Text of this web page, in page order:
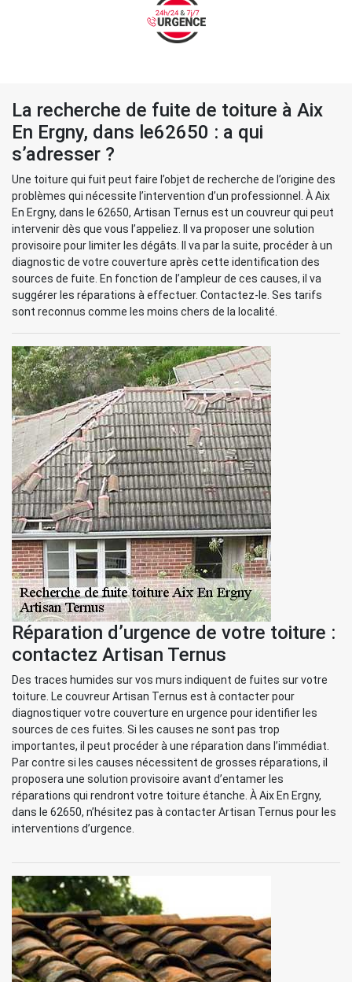
La recherche de fuite de toiture à Aix
En Ergny, dans le62650 : a qui
s’adresser ?
Une toiture qui fuit peut faire l’objet de recherche de l’origine des
problèmes qui nécessite l’intervention d’un professionnel. À Aix
En Ergny, dans le 62650, Artisan Ternus est un couvreur qui peut
intervenir dès que vous l’appeliez. Il va proposer une solution
provisoire pour limiter les dégâts. Il va par la suite, procéder à un
diagnostic de votre couverture après cette identification des
sources de fuite. En fonction de l’ampleur de ces causes, il va
suggérer les réparations à effectuer. Contactez-le. Ses tarifs
sont reconnus comme les moins chers de la localité.
Réparation d’urgence de votre toiture :
contactez Artisan Ternus
Des traces humides sur vos murs indiquent de fuites sur votre
toiture. Le couvreur Artisan Ternus est à contacter pour
diagnostiquer votre couverture en urgence pour identifier les
sources de ces fuites. Si les causes ne sont pas trop
importantes, il peut procéder à une réparation dans l’immédiat.
Par contre si les causes nécessitent de grosses réparations, il
proposera une solution provisoire avant d’entamer les
réparations qui rendront votre toiture étanche. À Aix En Ergny,
dans le 62650, n’hésitez pas à contacter Artisan Ternus pour les
interventions d’urgence.